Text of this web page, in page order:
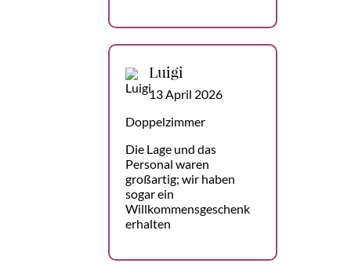
Luigi
13 April 2026
Doppelzimmer
Die Lage und das
Personal waren
großartig; wir haben
sogar ein
Willkommensgeschenk
erhalten